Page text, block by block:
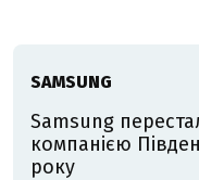
SAMSUNG
Samsung
компанією
року